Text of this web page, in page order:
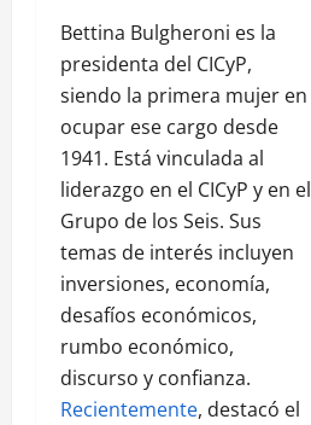
Bettina Bulgheroni es la
presidenta del CICyP,
siendo la primera mujer en
ocupar ese cargo desde
1941. Está vinculada al
liderazgo en el CICyP y en el
Grupo de los Seis. Sus
temas de interés incluyen
inversiones, economía,
desafíos económicos,
rumbo económico,
discurso y confianza.
Recientemente, destacó el